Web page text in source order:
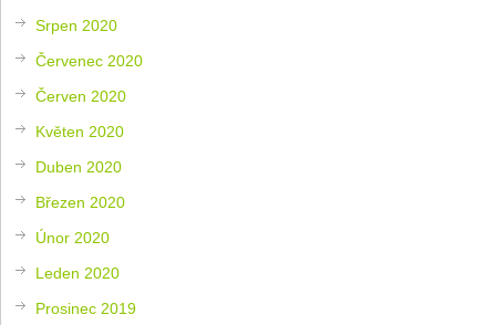
Srpen 2020
Červenec 2020
Červen 2020
Květen 2020
Duben 2020
Březen 2020
Únor 2020
Leden 2020
Prosinec 2019